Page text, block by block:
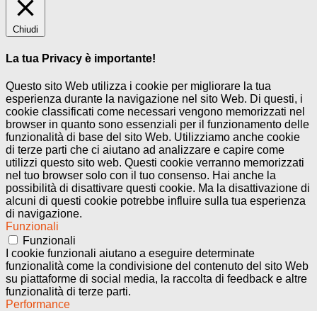
Chiudi
La tua Privacy è importante!
Questo sito Web utilizza i cookie per migliorare la tua
esperienza durante la navigazione nel sito Web. Di questi, i
cookie classificati come necessari vengono memorizzati nel
browser in quanto sono essenziali per il funzionamento delle
funzionalità di base del sito Web. Utilizziamo anche cookie
di terze parti che ci aiutano ad analizzare e capire come
utilizzi questo sito web. Questi cookie verranno memorizzati
nel tuo browser solo con il tuo consenso. Hai anche la
possibilità di disattivare questi cookie. Ma la disattivazione di
alcuni di questi cookie potrebbe influire sulla tua esperienza
di navigazione.
Funzionali
Funzionali
I cookie funzionali aiutano a eseguire determinate
funzionalità come la condivisione del contenuto del sito Web
su piattaforme di social media, la raccolta di feedback e altre
funzionalità di terze parti.
Performance